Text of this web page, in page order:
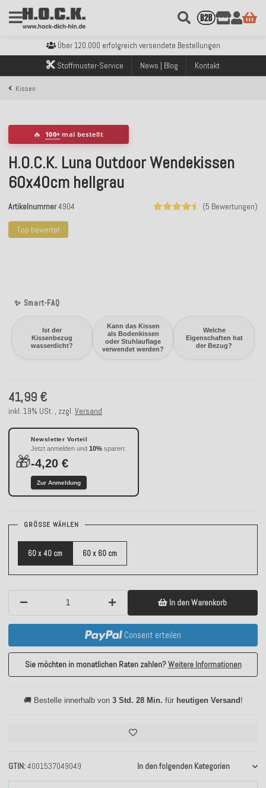
Kostenloser Versand innerhalb Deutschlands ab 99€ Bestellwert
Sicher bezahlen mit Klarna, PayPal & Amazon Pay
Kostenloser Versand innerhalb Deutschlands ab 99€ Bestellwert
Über 120.000 erfolgreich versendete Bestellungen
Kostenloser Versand innerhalb Deutschlands ab 99€ Bestellwert
Stoffmuster-Service News | Blog Kontakt
Kissen
Top bewertet
✨ Smart-FAQ
Ist der
Kissenbezug
wasserdicht?
Kann das Kissen
als Bodenkissen
oder Stuhlauflage
verwendet werden?
Welche
Eigenschaften hat
der Bezug?
🔥 100+ mal bestellt
H.O.C.K. Luna Outdoor Wendekissen
60x40cm hellgrau
(5 Bewertungen)
Artikelnummer4904
GTIN 4001537049049 In den folgenden Kategorien
41,99 €
inkl. 19% USt. , zzgl. Versand
🎁
Newsletter Vorteil
Jetzt anmelden und 10% sparen:
-4,20 €
Zur Anmeldung
GRÖSSE WÄHLEN
60 x 40 cm 60 x 60 cm
In den Warenkorb
Consent erteilen
Sie möchten in monatlichen Raten zahlen?Weitere Informationen
🚚 Bestelle innerhalb von 3 Std. 28 Min. für heutigen Versand!